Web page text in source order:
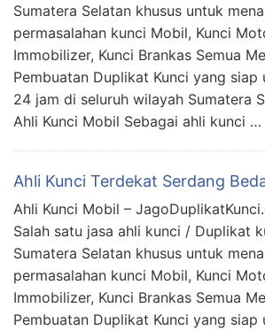
Sumatera Selatan khusus untuk
permasalahan kunci Mobil, Kunci
Immobilizer, Kunci Brankas Semua
Pembuatan Duplikat Kunci yang
24 jam di seluruh wilayah Sumatera
Ahli Kunci Mobil Sebagai ahli kunci …
Ahli Kunci Terdekat Serdang
Ahli Kunci Mobil –
Salah satu jasa ahli kunci / Duplikat
Sumatera Selatan khusus untuk
permasalahan kunci Mobil, Kunci
Immobilizer, Kunci Brankas Semua
Pembuatan Duplikat Kunci yang